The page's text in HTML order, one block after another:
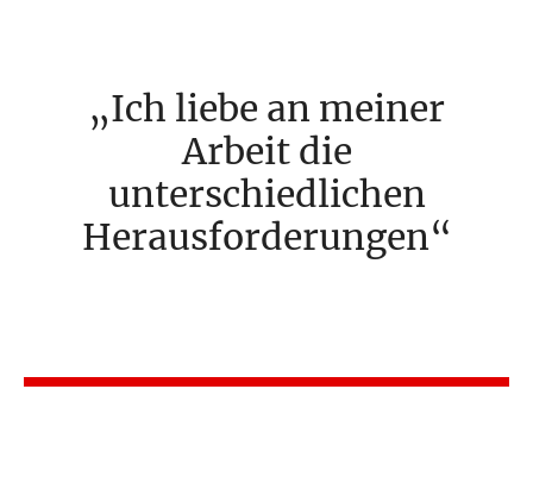
Ich liebe an meiner
Arbeit die
unterschiedlichen
Herausforderungen